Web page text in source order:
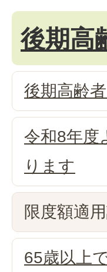
後期高
後期高齢
令和8年度
ります
限度額適
65歳以上